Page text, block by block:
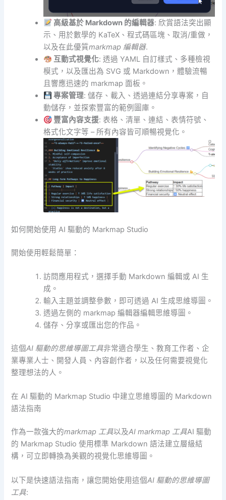
高級基於 Markdown 的編輯器: 欣賞語法突出顯
示、用於數學的 KaTeX、程式碼區塊、取消/重做，
以及在此優質markmap 編輯器.
互動式視覺化: 透過 YAML 自訂樣式、多種檢視
模式，以及匯出為 SVG 或 Markdown，體驗流暢
且響應迅速的 markmap 面板。
專案管理: 儲存、載入、透過連結分享專案，自
動儲存，並探索豐富的範例圖庫。
豐富內容支援: 表格、清單、連結、表情符號、
格式化文字等 – 所有內容皆可順暢視覺化。
如何開始使用 AI 驅動的 Markmap Studio
開始使用輕鬆簡單：
訪問應用程式，選擇手動 Markdown 編輯或 AI 生
成。
輸入主題並調整參數，即可透過 AI 生成思維導圖。
透過左側的 markmap 編輯器編輯思維導圖。
儲存、分享或匯出您的作品。
這個AI 驅動的思維導圖工具非常適合學生、教育工作者、企
業專業人士、開發人員、內容創作者，以及任何需要視覺化
整理想法的人。
在 AI 驅動的 Markmap Studio 中建立思維導圖的 Markdown
語法指南
作為一款強大的markmap 工具以及AI markmap 工具AI 驅動
的 Markmap Studio 使用標準 Markdown 語法建立層級結
構，可立即轉換為美觀的視覺化思維導圖。
以下是快速語法指南，讓您開始使用這個AI 驅動的思維導圖
工具: